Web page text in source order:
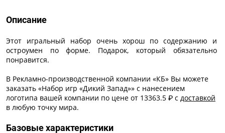
Описание
Этот игральный набор очень хорош по содержанию и
остроумен по форме. Подарок, который обязательно
понравится.
В Рекламно-производственной компании «КБ» Вы можете
заказать «Набор игр «Дикий Запад»» с нанесением
логотипа вашей компании по цене от 13363.5 ₽ с доставкой
в любую точку мира.
Базовые характеристики